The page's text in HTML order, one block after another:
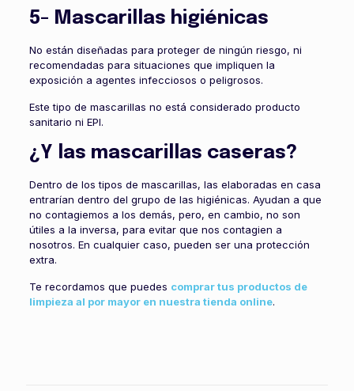
5- Mascarillas higiénicas
No están diseñadas para proteger de ningún riesgo, ni
recomendadas para situaciones que impliquen la
exposición a agentes infecciosos o peligrosos.
Este tipo de mascarillas no está considerado producto
sanitario ni EPI.
¿Y las mascarillas caseras?
Dentro de los tipos de mascarillas, las elaboradas en casa
entrarían dentro del grupo de las higiénicas. Ayudan a que
no contagiemos a los demás, pero, en cambio, no son
útiles a la inversa, para evitar que nos contagien a
nosotros. En cualquier caso, pueden ser una protección
extra.
Te recordamos que puedes comprar tus productos de
limpieza al por mayor en nuestra tienda online.